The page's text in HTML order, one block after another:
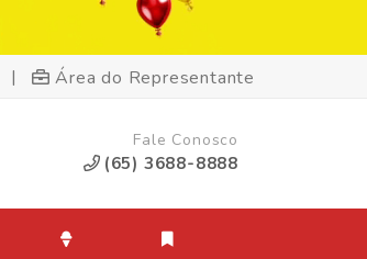
| Área do Representante
Fale Conosco
(65) 3688-8888